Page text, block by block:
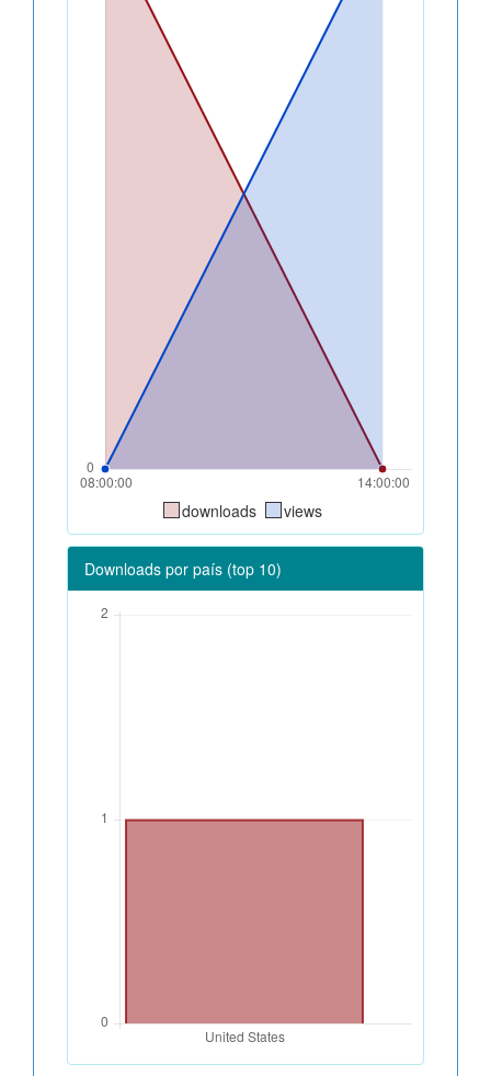
downloads views
Downloads por país (top 10)